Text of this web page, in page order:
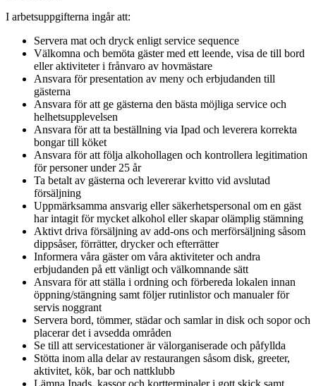
I arbetsuppgifterna ingår att:
Servera mat och dryck enligt service sequence
Välkomna och bemöta gäster med ett leende, visa de till bord
eller aktiviteter i frånvaro av hovmästare
Ansvara för presentation av meny och erbjudanden till
gästerna
Ansvara för att ge gästerna den bästa möjliga service och
helhetsupplevelsen
Ansvara för att ta beställning via Ipad och leverera korrekta
bongar till köket
Ansvara för att följa alkohollagen och kontrollera legitimation
för personer under 25 år
Ta betalt av gästerna och levererar kvitto vid avslutad
försäljning
Uppmärksamma ansvarig eller säkerhetspersonal om en gäst
har intagit för mycket alkohol eller skapar olämplig stämning
Aktivt driva försäljning av add-ons och merförsäljning såsom
dippsåser, förrätter, drycker och efterrätter
Informera våra gäster om våra aktiviteter och andra
erbjudanden på ett vänligt och välkomnande sätt
Ansvara för att ställa i ordning och förbereda lokalen innan
öppning/stängning samt följer rutinlistor och manualer för
servis noggrant
Servera bord, tömmer, städar och samlar in disk och sopor och
placerar det i avsedda områden
Se till att servicestationer är välorganiserade och påfyllda
Stötta inom alla delar av restaurangen såsom disk, greeter,
aktivitet, kök, bar och nattklubb
Lämna Ipads, kassor och kortterminaler i gott skick samt